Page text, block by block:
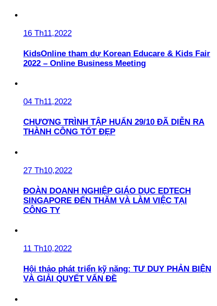
16 Th11,2022
KidsOnline tham dự Korean Educare & Kids Fair
2022 – Online Business Meeting
04 Th11,2022
CHƯƠNG TRÌNH TẬP HUẤN 29/10 ĐÃ DIỄN RA
THÀNH CÔNG TỐT ĐẸP
27 Th10,2022
ĐOÀN DOANH NGHIỆP GIÁO DỤC EDTECH
SINGAPORE ĐẾN THĂM VÀ LÀM VIỆC TẠI
CÔNG TY
11 Th10,2022
Hội thảo phát triển kỹ năng: TƯ DUY PHẢN BIỆN
VÀ GIẢI QUYẾT VẤN ĐỀ